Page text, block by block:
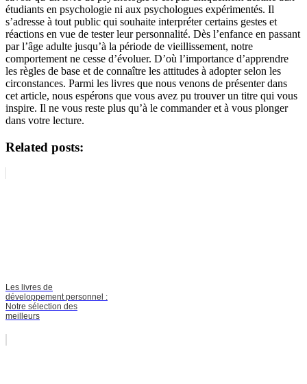
étudiants en psychologie ni aux psychologues expérimentés. Il
s’adresse à tout public qui souhaite interpréter certains gestes et
réactions en vue de tester leur personnalité. Dès l’enfance en passant
par l’âge adulte jusqu’à la période de vieillissement, notre
comportement ne cesse d’évoluer. D’où l’importance d’apprendre
les règles de base et de connaître les attitudes à adopter selon les
circonstances. Parmi les livres que nous venons de présenter dans
cet article, nous espérons que vous avez pu trouver un titre qui vous
inspire. Il ne vous reste plus qu’à le commander et à vous plonger
dans votre lecture.
Related posts:
Les livres de
développement personnel :
Notre sélection des
meilleurs